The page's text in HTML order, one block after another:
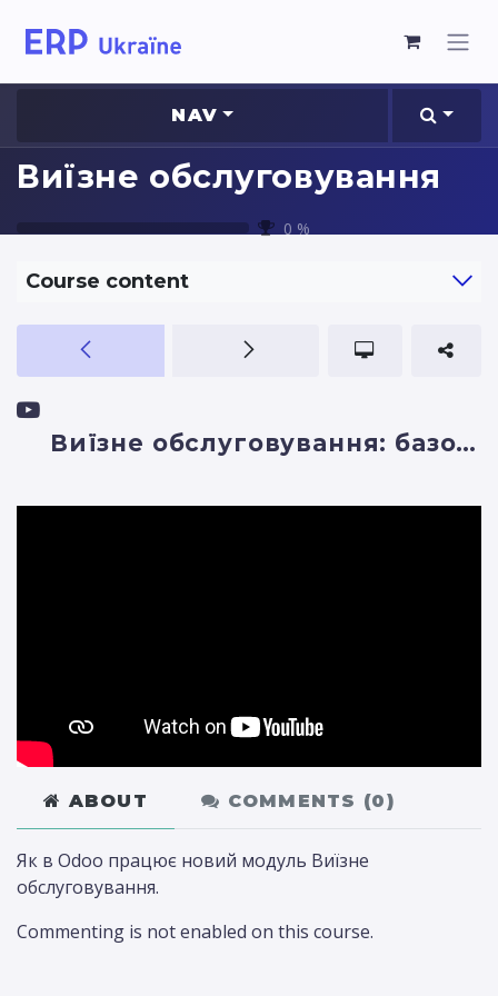
NAV
Виїзне обслуговування
0 %
Course content
Виїзне обслуговування: базовий функціонал
ABOUT COMMENTS (0)
Як в Odoo працює новий модуль Виїзне
обслуговування.
Commenting is not enabled on this course.